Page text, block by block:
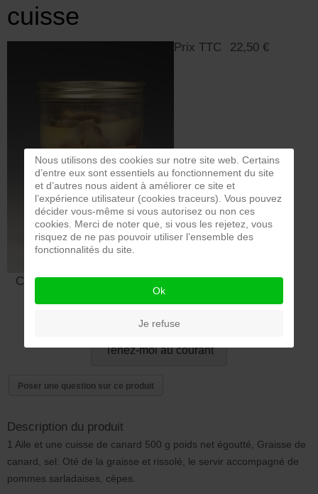
cuisse
CLINDOEIL Studio_dsc0121
Prix TTC 22,50 €
Tenez-moi au courant
Poser une question sur ce produit
Description du produit
1 Aile et une cuisse de canard 500 g poids net égoutté, Graisse de
canard, sel. Oté de la graisse et rissolé, le servir accompagné de
pommes sarladaises, cèpes.
Nous utilisons des cookies sur notre site web. Certains
d’entre eux sont essentiels au fonctionnement du site
et d’autres nous aident à améliorer ce site et
l’expérience utilisateur (cookies traceurs). Vous pouvez
décider vous-même si vous autorisez ou non ces
cookies. Merci de noter que, si vous les rejetez, vous
risquez de ne pas pouvoir utiliser l’ensemble des
fonctionnalités du site.
Ok
Je refuse